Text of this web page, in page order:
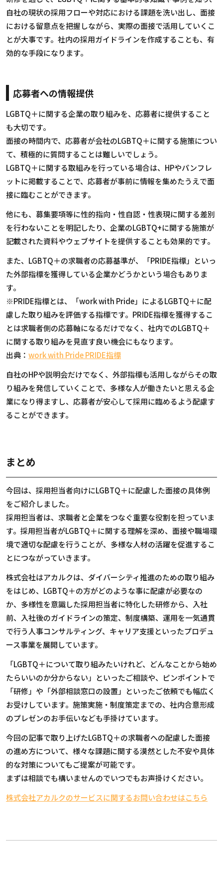
自社の現状の採用フローや対応における課題を洗い出し、面接
における留意点を把握しながら、実際の面接で活用していくこ
とが大事です。社内の採用ガイドラインを作成することも、有
効的な手段になります。
応募者への情報提供
LGBTQ＋に関する企業の取り組みを、応募者に提供すること
も大切です。
面接の時間内で、応募者が会社のLGBTQ＋に関する施策につい
て、積極的に質問することは難しいでしょう。
LGBTQ＋に関する取組みを行っている場合は、HPやパンフレ
ットに掲載することで、応募者が事前に情報を集めたうえで面
接に臨むことができます。
他にも、募集要項等に性的指向・性自認・性表現に関する差別
を行わないことを明記したり、企業のLGBTQ+に関する施策が
記載された資料やウェブサイトを提供することも効果的です。
また、LGBTQ＋の求職者の応募基準が、「PRIDE指標」といっ
た外部指標を獲得している企業かどうかという場合もありま
す。
※PRIDE指標とは、「work with Pride」によるLGBTQ＋に配
慮した取り組みを評価する指標です。PRIDE指標を獲得するこ
とは求職者側の応募軸になるだけでなく、社内でのLGBTQ＋
に関する取り組みを見直す良い機会にもなります。
出典： work with Pride PRIDE指標
自社のHPや説明会だけでなく、外部指標も活用しながらその取
り組みを発信していくことで、多様な人が働きたいと思える企
業になり得ますし、応募者が安心して採用に臨めるよう配慮す
ることができます。
まとめ
今回は、採用担当者向けにLGBTQ＋に配慮した面接の具体例
をご紹介しました。
採用担当者は、求職者と企業をつなぐ重要な役割を担っていま
す。採用担当者がLGBTQ＋に関する理解を深め、面接や職場環
境で適切な配慮を行うことが、多様な人材の活躍を促進するこ
とにつながっていきます。
株式会社はアカルクは、ダイバーシティ推進のための取り組み
をはじめ、LGBTQ＋の方がどのような事に配慮が必要なの
か、多様性を意識した採用担当者に特化した研修から、入社
前、入社後のガイドラインの策定、制度構築、運用を一気通貫
で行う人事コンサルティング、キャリア支援といったプロデュ
ース事業を展開しています。
「LGBTQ＋について取り組みたいけれど、どんなことから始め
たらいいのか分からない」といったご相談や、ピンポイントで
「研修」や「外部相談窓口の設置」といったご依頼でも幅広く
お受けしています。施策実施・制度策定までの、社内合意形成
のプレゼンのお手伝いなども手掛けています。
今回の記事で取り上げたLGBTQ＋の求職者への配慮した面接
の進め方について、様々な課題に関する漠然とした不安や具体
的な対策についてもご提案が可能です。
まずは相談でも構いませんのでいつでもお声掛けください。
株式会社アカルクのサービスに関するお問い合わせはこちら